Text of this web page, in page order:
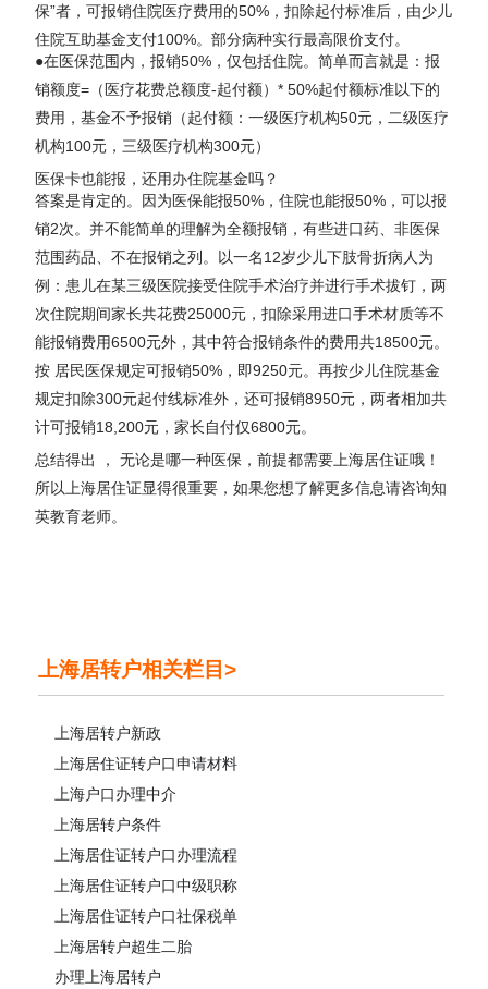
保”者，可报销住院医疗费用的50%，扣除起付标准后，由少儿
住院互助基金支付100%。部分病种实行最高限价支付。
●在医保范围内，报销50%，仅包括住院。简单而言就是：报
销额度=（医疗花费总额度-起付额）* 50%起付额标准以下的
费用，基金不予报销（起付额：一级医疗机构50元，二级医疗
机构100元，三级医疗机构300元）
医保卡也能报，还用办住院基金吗？
答案是肯定的。因为医保能报50%，住院也能报50%，可以报
销2次。并不能简单的理解为全额报销，有些进口药、非医保
范围药品、不在报销之列。以一名12岁少儿下肢骨折病人为
例：患儿在某三级医院接受住院手术治疗并进行手术拔钉，两
次住院期间家长共花费25000元，扣除采用进口手术材质等不
能报销费用6500元外，其中符合报销条件的费用共18500元。
按 居民医保规定可报销50%，即9250元。再按少儿住院基金
规定扣除300元起付线标准外，还可报销8950元，两者相加共
计可报销18,200元，家长自付仅6800元。
总结得出 ， 无论是哪一种医保，前提都需要上海居住证哦！
所以上海居住证显得很重要，如果您想了解更多信息请咨询知
英教育老师。
上海居转户相关栏目>
上海居转户新政
上海居住证转户口申请材料
上海户口办理中介
上海居转户条件
上海居住证转户口办理流程
上海居住证转户口中级职称
上海居住证转户口社保税单
上海居转户超生二胎
办理上海居转户